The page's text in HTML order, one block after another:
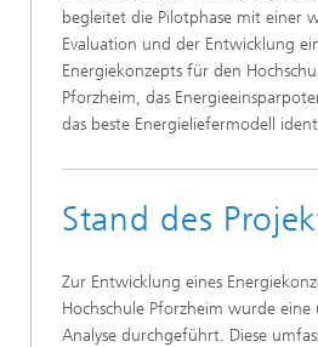
begleitet die Pilotphase mit einer
Evaluation und der Entwicklung
Energiekonzepts für den
Pforzheim, das
das beste Energieliefermodell
Stand des
Zur Entwicklung eines
Hochschule Pforzheim wurde eine
Analyse durchgeführt. Diese